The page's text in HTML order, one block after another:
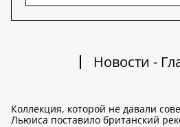
Новости -
Коллекция, которой не давали
Льюиса поставило британский